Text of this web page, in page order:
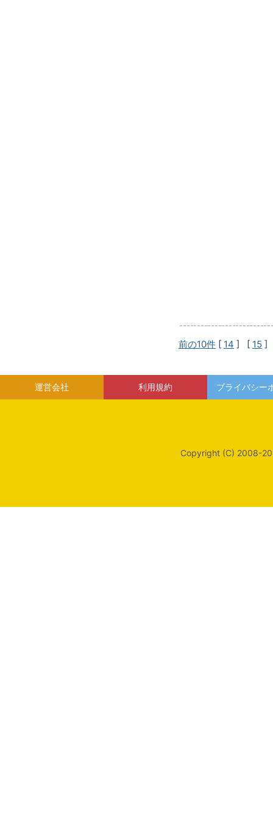
前の10件 [ 14 ] [ 15 ]
運営会社 利用規約 プライバシー
Copyright (C) 2008-